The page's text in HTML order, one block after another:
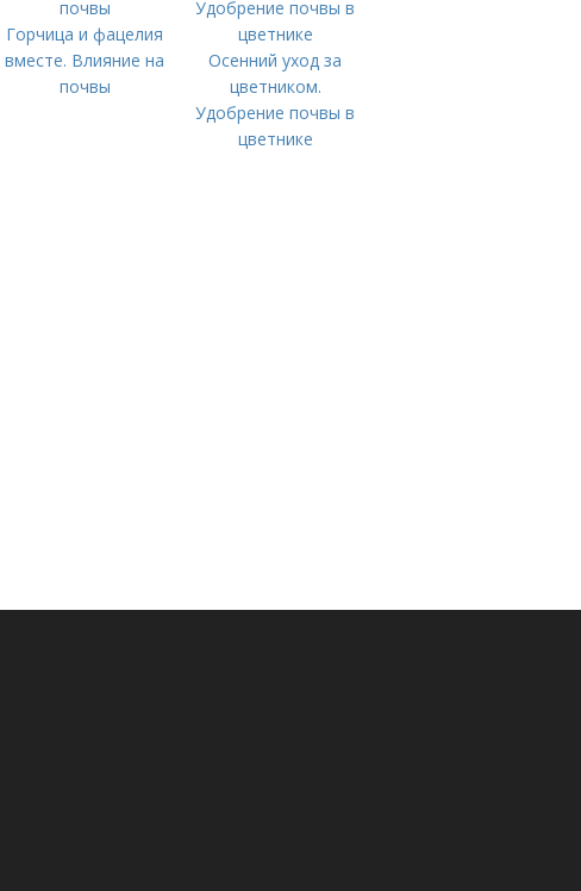
Горчица и фацелия
вместе. Влияние на
почвы
Осенний уход за
цветником.
Удобрение почвы в
цветнике